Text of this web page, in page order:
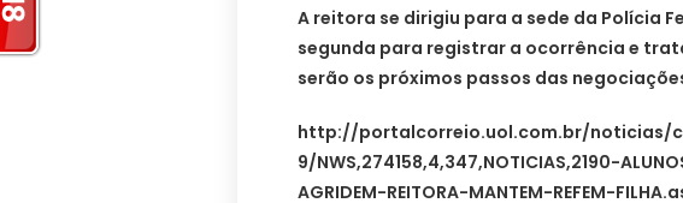
A reitora se dirigiu para a sede da Polícia
segunda para registrar a ocorrência e
serão os próximos passos das
http://portalcorreio.uol.com.br/noticias/
9/NWS,274158,4,347,NOTICIAS,2190-
AGRIDEM-REITORA-MANTEM-REFEM-